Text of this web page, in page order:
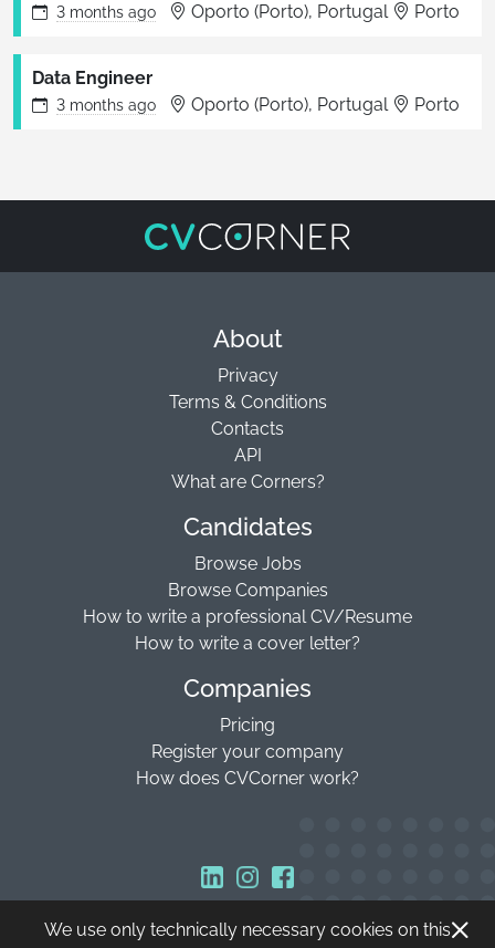
We use only technically necessary cookies on this
3 months ago Oporto (Porto), Portugal Porto
Data Engineer
3 months ago Oporto (Porto), Portugal Porto
About
Privacy
Terms & Conditions
Contacts
API
What are Corners?
Candidates
Browse Jobs
Browse Companies
How to write a professional CV/Resume
How to write a cover letter?
Companies
Pricing
Register your company
How does CVCorner work?